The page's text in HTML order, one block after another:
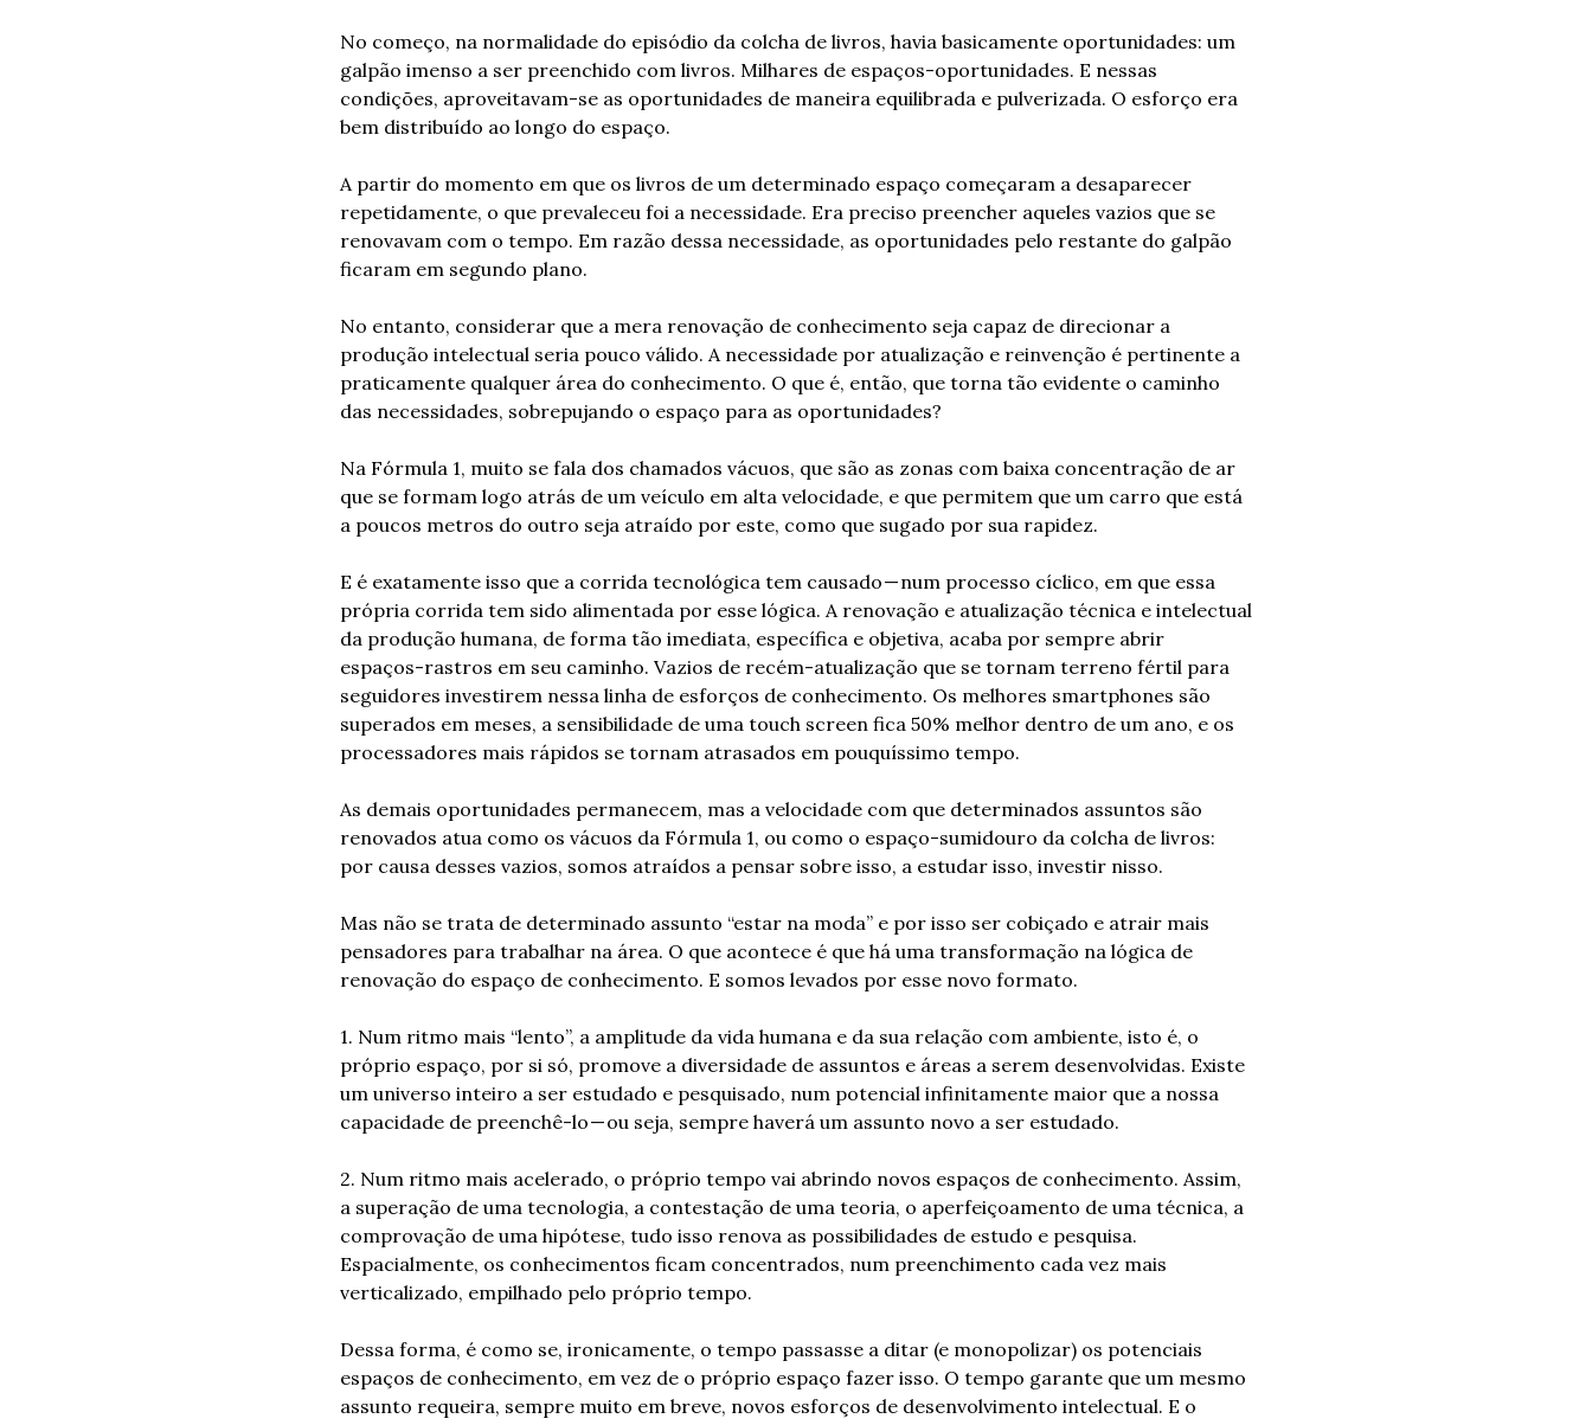
No começo, na normalidade do episódio da colcha de livros, havia basicamente oportunidades: um
galpão imenso a ser preenchido com livros. Milhares de espaços-oportunidades. E nessas
condições, aproveitavam-se as oportunidades de maneira equilibrada e pulverizada. O esforço era
bem distribuído ao longo do espaço.
A partir do momento em que os livros de um determinado espaço começaram a desaparecer
repetidamente, o que prevaleceu foi a necessidade. Era preciso preencher aqueles vazios que se
renovavam com o tempo. Em razão dessa necessidade, as oportunidades pelo restante do galpão
ficaram em segundo plano.
No entanto, considerar que a mera renovação de conhecimento seja capaz de direcionar a
produção intelectual seria pouco válido. A necessidade por atualização e reinvenção é pertinente a
praticamente qualquer área do conhecimento. O que é, então, que torna tão evidente o caminho
das necessidades, sobrepujando o espaço para as oportunidades?
Na Fórmula 1, muito se fala dos chamados vácuos, que são as zonas com baixa concentração de ar
que se formam logo atrás de um veículo em alta velocidade, e que permitem que um carro que está
a poucos metros do outro seja atraído por este, como que sugado por sua rapidez.
E é exatamente isso que a corrida tecnológica tem causado — num processo cíclico, em que essa
própria corrida tem sido alimentada por esse lógica. A renovação e atualização técnica e intelectual
da produção humana, de forma tão imediata, específica e objetiva, acaba por sempre abrir
espaços-rastros em seu caminho. Vazios de recém-atualização que se tornam terreno fértil para
seguidores investirem nessa linha de esforços de conhecimento. Os melhores smartphones são
superados em meses, a sensibilidade de uma touch screen fica 50% melhor dentro de um ano, e os
processadores mais rápidos se tornam atrasados em pouquíssimo tempo.
As demais oportunidades permanecem, mas a velocidade com que determinados assuntos são
renovados atua como os vácuos da Fórmula 1, ou como o espaço-sumidouro da colcha de livros:
por causa desses vazios, somos atraídos a pensar sobre isso, a estudar isso, investir nisso.
Mas não se trata de determinado assunto “estar na moda” e por isso ser cobiçado e atrair mais
pensadores para trabalhar na área. O que acontece é que há uma transformação na lógica de
renovação do espaço de conhecimento. E somos levados por esse novo formato.
1. Num ritmo mais “lento”, a amplitude da vida humana e da sua relação com ambiente, isto é, o
próprio espaço, por si só, promove a diversidade de assuntos e áreas a serem desenvolvidas. Existe
um universo inteiro a ser estudado e pesquisado, num potencial infinitamente maior que a nossa
capacidade de preenchê-lo — ou seja, sempre haverá um assunto novo a ser estudado.
2. Num ritmo mais acelerado, o próprio tempo vai abrindo novos espaços de conhecimento. Assim,
a superação de uma tecnologia, a contestação de uma teoria, o aperfeiçoamento de uma técnica, a
comprovação de uma hipótese, tudo isso renova as possibilidades de estudo e pesquisa.
Espacialmente, os conhecimentos ficam concentrados, num preenchimento cada vez mais
verticalizado, empilhado pelo próprio tempo.
Dessa forma, é como se, ironicamente, o tempo passasse a ditar (e monopolizar) os potenciais
espaços de conhecimento, em vez de o próprio espaço fazer isso. O tempo garante que um mesmo
assunto requeira, sempre muito em breve, novos esforços de desenvolvimento intelectual. E o